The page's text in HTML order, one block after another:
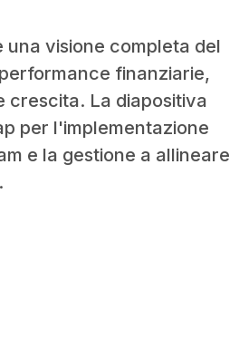
visione completa del
finanziarie,
crescita. La diapositiva
per l'implementazione
e la gestione a allineare